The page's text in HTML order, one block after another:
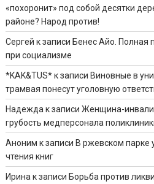
«похоронит» под собой десятки
районе? Народ против!
Сергей к записи Бенес Айо. Полная
при социализме
*KAK&TUS*к записи Виновные в
трамвая понесут уголовную
Надежда к записиЖенщина-
грубость медперсонала
Аноним к записи В ржевском парке
чтения книг
Ирина к записи Борьба против